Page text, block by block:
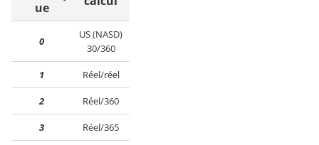
ue
0
US (NASD)
30/360
1 Réel/réel
2 Réel/360
3 Réel/365